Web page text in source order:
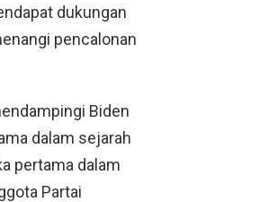
dukungan
pencalonan
Biden
dalam sejarah
pertama dalam
Partai